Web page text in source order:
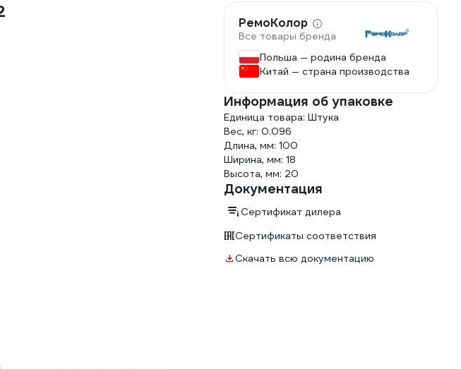
РемоКолор
Все товары бренда
Польша — родина бренда
Китай — страна производства
Информация об упаковке
Единица товара: Штука
Вес, кг: 0.096
Длина, мм: 100
Ширина, мм: 18
Высота, мм: 20
Документация
Сертификат дилера
Сертификаты соответствия
Скачать всю документацию